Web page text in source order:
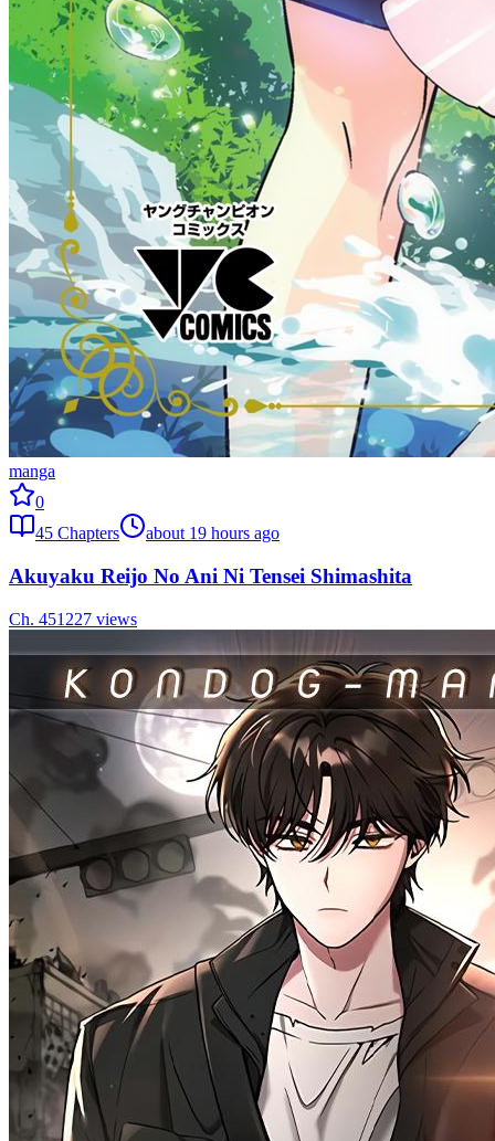
manga
0
45 Chapters about 19 hours ago
Akuyaku Reijo No Ani Ni Tensei Shimashita
Ch. 451227 views